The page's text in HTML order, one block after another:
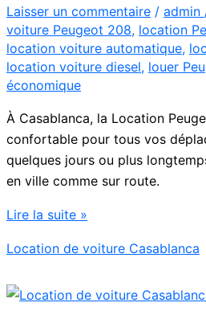
✅
Laisser un commentaire / admin
voiture Peugeot 208, location
location voiture automatique,
location voiture diesel, louer
économique
À Casablanca, la Location
confortable pour tous vos
quelques jours ou plus
en ville comme sur route.
Location
208
Diesel
Lire la suite »
Location de voiture Casablanca